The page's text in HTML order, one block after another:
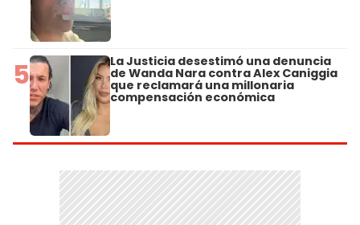
5 La Justicia desestimó una denuncia
de Wanda Nara contra Alex Caniggia
que reclamará una millonaria
compensación económica